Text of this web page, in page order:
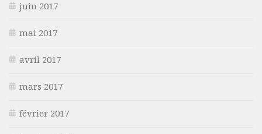
juin 2017
mai 2017
avril 2017
mars 2017
février 2017